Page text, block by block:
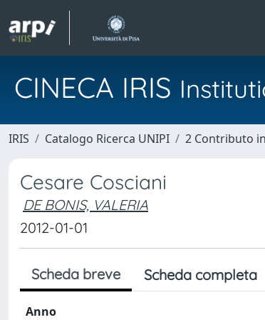
CINECA IRIS
IRIS Catalogo Ricerca UNIPI 2 Contributo
Cesare Cosciani
DE BONIS, VALERIA
2012-01-01
Scheda breve Scheda completa
Anno